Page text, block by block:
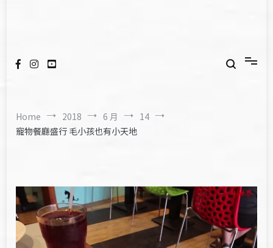
Home 2018 6 月
14
寵物餐廳盛行 毛小孩也有小天地